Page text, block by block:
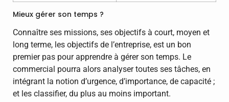
Mieux gérer son temps ?
Connaître ses missions, ses objectifs à court, moyen et
long terme, les objectifs de l’entreprise, est un bon
premier pas pour apprendre à gérer son temps. Le
commercial pourra alors analyser toutes ses tâches, en
intégrant la notion d’urgence, d’importance, de capacité ;
et les classifier, du plus au moins important.